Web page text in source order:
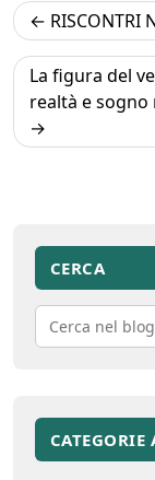
articoli
RISCONTRI
La figura del
realtà e sogno
CERCA